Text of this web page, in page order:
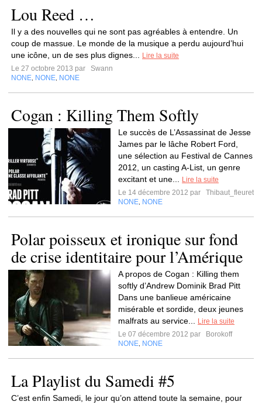
Lou Reed …
Il y a des nouvelles qui ne sont pas agréables à entendre. Un
coup de massue. Le monde de la musique a perdu aujourd’hui
une icône, un de ses plus dignes...
Lire la suite
Le 27 octobre 2013 par
Swann
NONE NONE NONE
Cogan : Killing Them Softly
Le succès de L’Assassinat de Jesse
James par le lâche Robert Ford,
une sélection au Festival de Cannes
2012, un casting A-List, un genre
excitant et une...
Lire la suite
Le 14 décembre 2012 par
Thibaut_fleuret
NONE NONE
Polar poisseux et ironique sur fond
de crise identitaire pour l’Amérique
A propos de Cogan : Killing them
softly d’Andrew Dominik Brad Pitt
Dans une banlieue américaine
misérable et sordide, deux jeunes
malfrats au service...
Lire la suite
Le 07 décembre 2012 par
Borokoff
NONE NONE
La Playlist du Samedi #5
C’est enfin Samedi, le jour qu’on attend toute la semaine, pour